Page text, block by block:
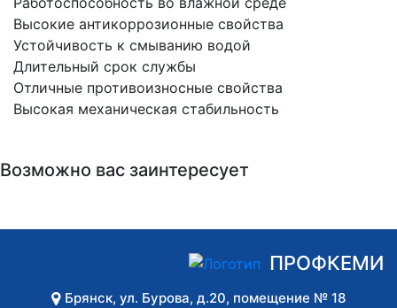
Высокие антикоррозионные свойства
Устойчивость к смыванию водой
Длительный срок службы
Отличные противоизносные свойства
Высокая механическая стабильность
Возможно вас заинтересует
ПРОФКЕМИ
Брянск, ул. Бурова, д.20, помещение № 18